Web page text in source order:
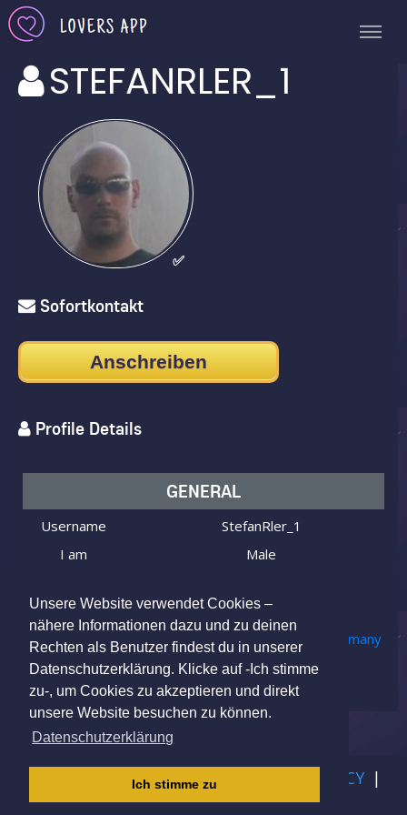
Unsere Website verwendet Cookies –
nähere Informationen dazu und zu deinen
Rechten als Benutzer findest du in unserer
Datenschutzerklärung. Klicke auf -Ich stimme
zu-, um Cookies zu akzeptieren und direkt
unsere Website besuchen zu können.
Datenschutzerklärung
Ich stimme zu
STEFANRLER_1
✅
Sofortkontakt
Anschreiben
Profile Details
GENERAL
Username
StefanRler_1
I am
Male
Age
38 y.o.
Location Bitterfeld, Bitterfeld-Wolfen, Germany
TERMS OF USE PRIVACY POLICY |
CHILDREN PRIVACY